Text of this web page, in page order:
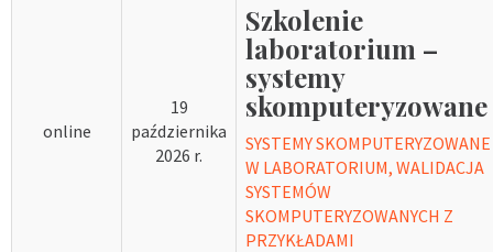
online
19
października
2026 r.
Szkolenie
laboratorium –
systemy
skomputeryzowane
SYSTEMY SKOMPUTERYZOWANE
W LABORATORIUM, WALIDACJA
SYSTEMÓW
SKOMPUTERYZOWANYCH Z
PRZYKŁADAMI